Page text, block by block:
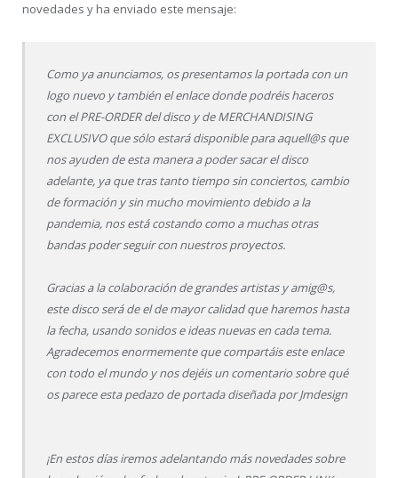
novedades y ha enviado este mensaje:
Como ya anunciamos, os presentamos la portada con un
logo nuevo y también el enlace donde podréis haceros
con el PRE-ORDER del disco y de MERCHANDISING
EXCLUSIVO que sólo estará disponible para aquell@s que
nos ayuden de esta manera a poder sacar el disco
adelante, ya que tras tanto tiempo sin conciertos, cambio
de formación y sin mucho movimiento debido a la
pandemia, nos está costando como a muchas otras
bandas poder seguir con nuestros proyectos.
Gracias a la colaboración de grandes artistas y amig@s,
este disco será de el de mayor calidad que haremos hasta
la fecha, usando sonidos e ideas nuevas en cada tema.
Agradecemos enormemente que compartáis este enlace
con todo el mundo y nos dejéis un comentario sobre qué
os parece esta pedazo de portada diseñada por Jmdesign
¡En estos días iremos adelantando más novedades sobre